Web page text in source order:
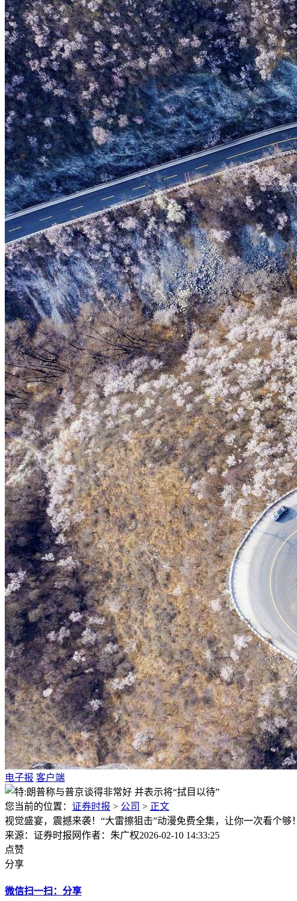
电子报 客户端
您当前的位置： 证券时报 > 公司 > 正文
视觉盛宴，震撼来袭！“大雷擦狙击”动漫免费全集，让你一次看个够！
来源：证券时报网作者：朱广权2026-02-10 14:33:25
点赞
分享
微信扫一扫：分享